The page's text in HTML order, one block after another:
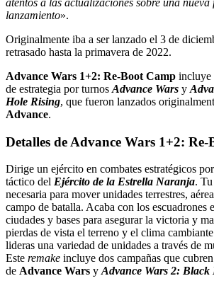
lanzamiento».
Originalmente iba a ser lanzado el 3 de
retrasado hasta la primavera de 2022.
Advance Wars 1+2: Re-Boot Camp incluye
de estrategia por turnos Advance Wars y
Hole Rising, que fueron lanzados
Advance.
Detalles de Advance Wars 1+2:
Dirige un ejército en combates estratégicos
táctico del Ejército de la Estrella Naranja.
necesaria para mover unidades terrestres,
campo de batalla. Acaba con los escuadrones
ciudades y bases para asegurar la victoria y
pierdas de vista el terreno y el clima
lideras una variedad de unidades a través de
Este remake incluye dos campañas que
de Advance Wars y Advance Wars 2: Black